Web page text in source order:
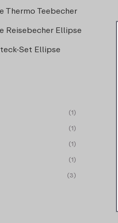
Thermo Teebecher
Reisebecher Ellipse
Set Ellipse
(1)
(1)
(1)
(1)
(3)